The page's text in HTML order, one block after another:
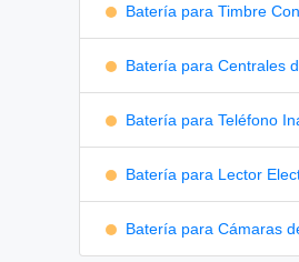
Batería para Timbre
Batería para Centrales
Batería para Teléfono
Batería para Lector
Batería para Cámaras